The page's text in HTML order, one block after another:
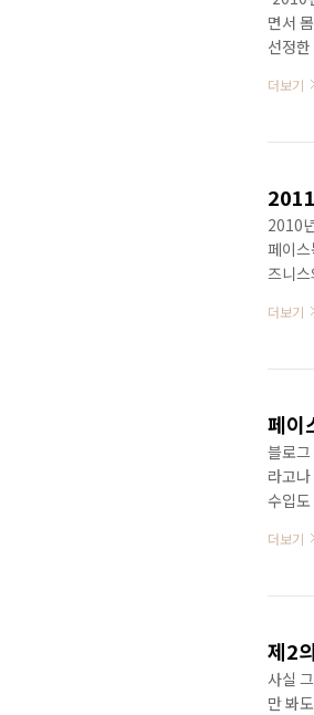
면서
선정
IT업계
소셜
더보기
2010
페이
즈니
스 모
형식
더보기
블로
라고
수입
이용
법이
더보기
제2
사실
만 봐